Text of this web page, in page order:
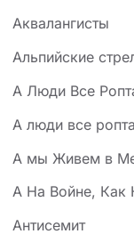
Аквалангисты
Альпийские
А Люди Все
А люди все
А мы Живем в
А На Войне, Как
Антисемит